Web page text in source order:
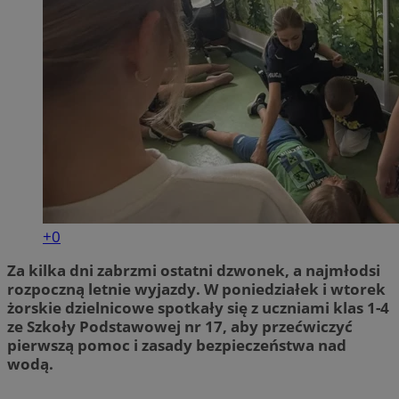
+0
Za kilka dni zabrzmi ostatni dzwonek, a najmłodsi
rozpoczną letnie wyjazdy. W poniedziałek i wtorek
żorskie dzielnicowe spotkały się z uczniami klas 1-4
ze Szkoły Podstawowej nr 17, aby przećwiczyć
pierwszą pomoc i zasady bezpieczeństwa nad
wodą.